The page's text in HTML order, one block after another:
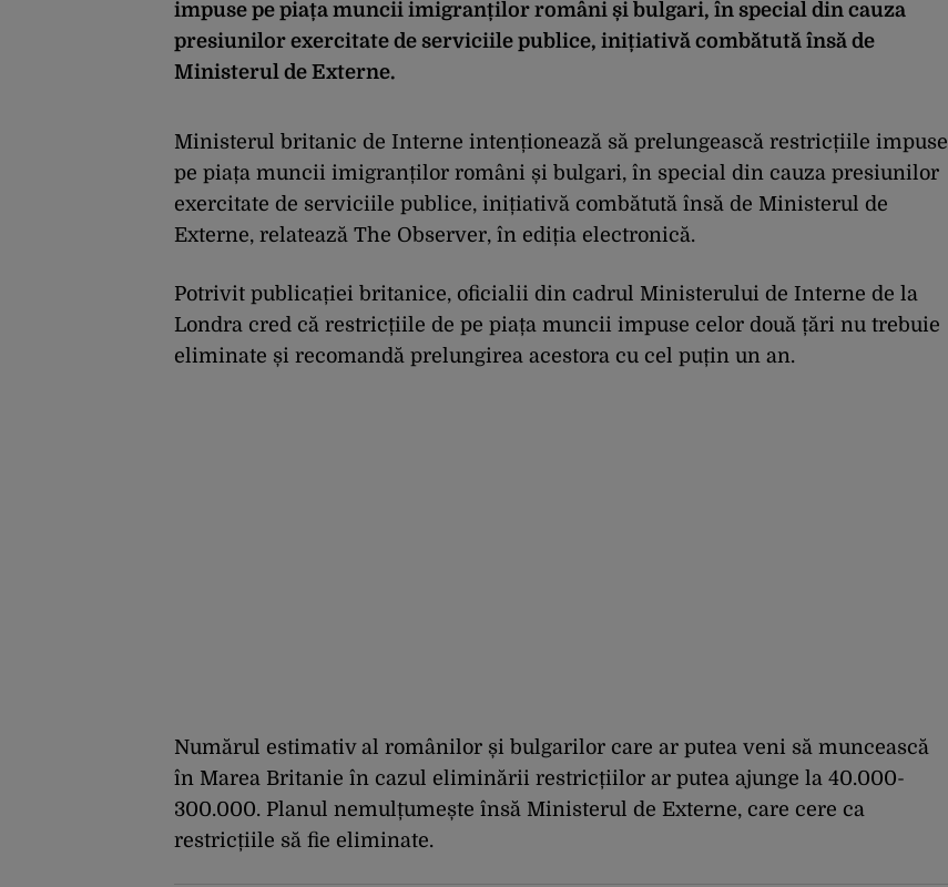
impuse pe piața muncii imigranților români și bulgari, în special din cauza
presiunilor exercitate de serviciile publice, inițiativă combătută însă de
Ministerul de Externe.
Ministerul britanic de Interne intenționează să prelungească restricțiile impuse
pe piața muncii imigranților români și bulgari, în special din cauza presiunilor
exercitate de serviciile publice, inițiativă combătută însă de Ministerul de
Externe, relatează The Observer, în ediția electronică.
Potrivit publicației britanice, oficialii din cadrul Ministerului de Interne de la
Londra cred că restricțiile de pe piața muncii impuse celor două țări nu trebuie
eliminate și recomandă prelungirea acestora cu cel puțin un an.
Numărul estimativ al românilor și bulgarilor care ar putea veni să muncească
în Marea Britanie în cazul eliminării restricțiilor ar putea ajunge la 40.000-
300.000. Planul nemulțumește însă Ministerul de Externe, care cere ca
restricțiile să fie eliminate.